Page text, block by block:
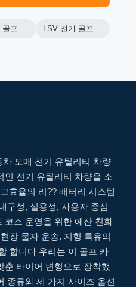
레인저 골프 카트 LSV 전기 골프 카트
도매 전기 유틸리티 차량
인 전기 유틸리티 차량을 소
효율의 리?? 배터리 시스템
구성, 실용성, 사용자 중심
코스 운영을 위한 예산 친화
장 물자 운송. 지형 특유의
합니다 우리는 이 골프 카
춘 타이어 변형으로 장착했
종류와 세 가지 사이즈 옵션